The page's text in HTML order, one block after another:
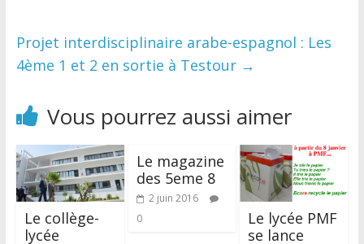
Projet interdisciplinaire arabe-espagnol : Les
4ème 1 et 2 en sortie à Testour →
Vous pourrez aussi aimer
Le collège-
lycée
Le magazine
des 5eme 8
2 juin 2016
0
Le lycée PMF
se lance